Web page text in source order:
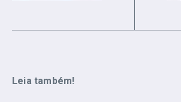
Leia também!